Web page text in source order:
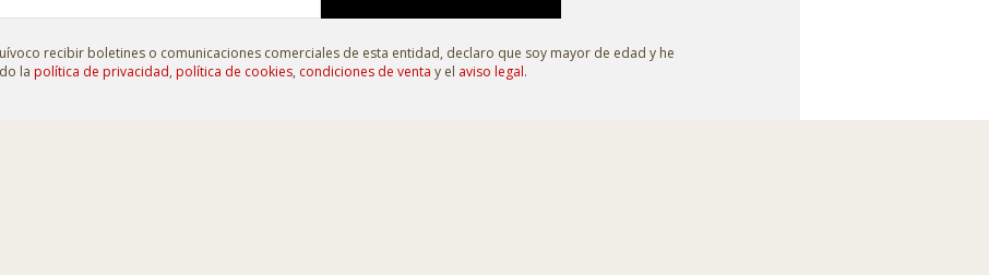
recibir boletines o comunicaciones comerciales de esta entidad, declaro que soy mayor de edad y he
la política de privacidad, política de cookies, condiciones de venta y el aviso legal.